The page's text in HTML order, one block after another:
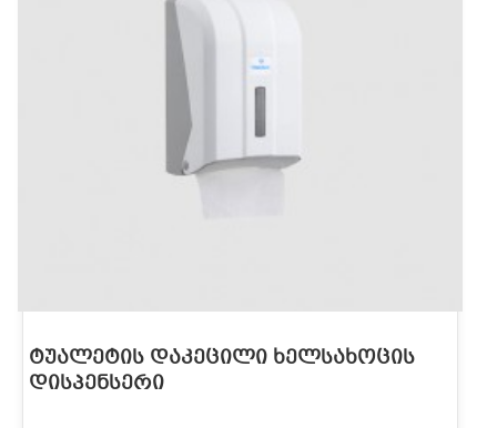
ᲢᲣᲐᲚᲔᲢᲘᲡ ᲓᲐᲙᲔᲪᲘᲚᲘ ᲮᲔᲚᲡᲐᲮᲝᲪᲘᲡ
ᲓᲘᲡᲞᲔᲜᲡᲔᲠᲘ